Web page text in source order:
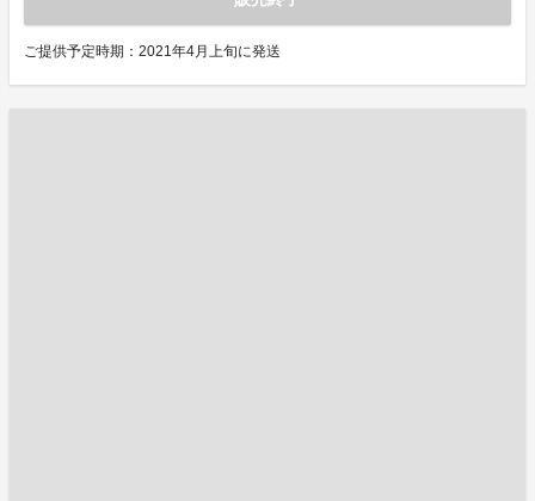
ご提供予定時期：2021年4月上旬に発送